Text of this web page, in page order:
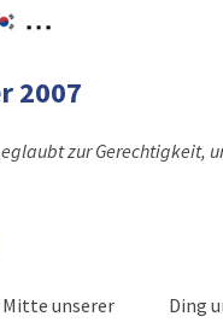
2007
zur Gerechtigkeit,
Mitte unserer
Ding